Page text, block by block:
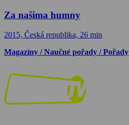
Za našima humny
2015, Česká republika, 26 min
Magazíny / Naučné pořady / Pořady